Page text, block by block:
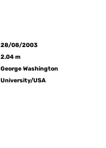
28/08/2003
2.04 m
George Washington
University/USA